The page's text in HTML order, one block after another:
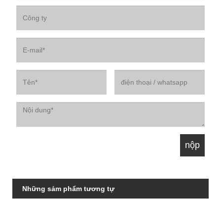
Những sảm phẩm tương tự